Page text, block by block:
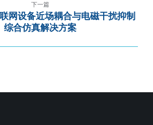
下一篇
网设备近场耦合与电磁干扰抑制
综合仿真解决方案